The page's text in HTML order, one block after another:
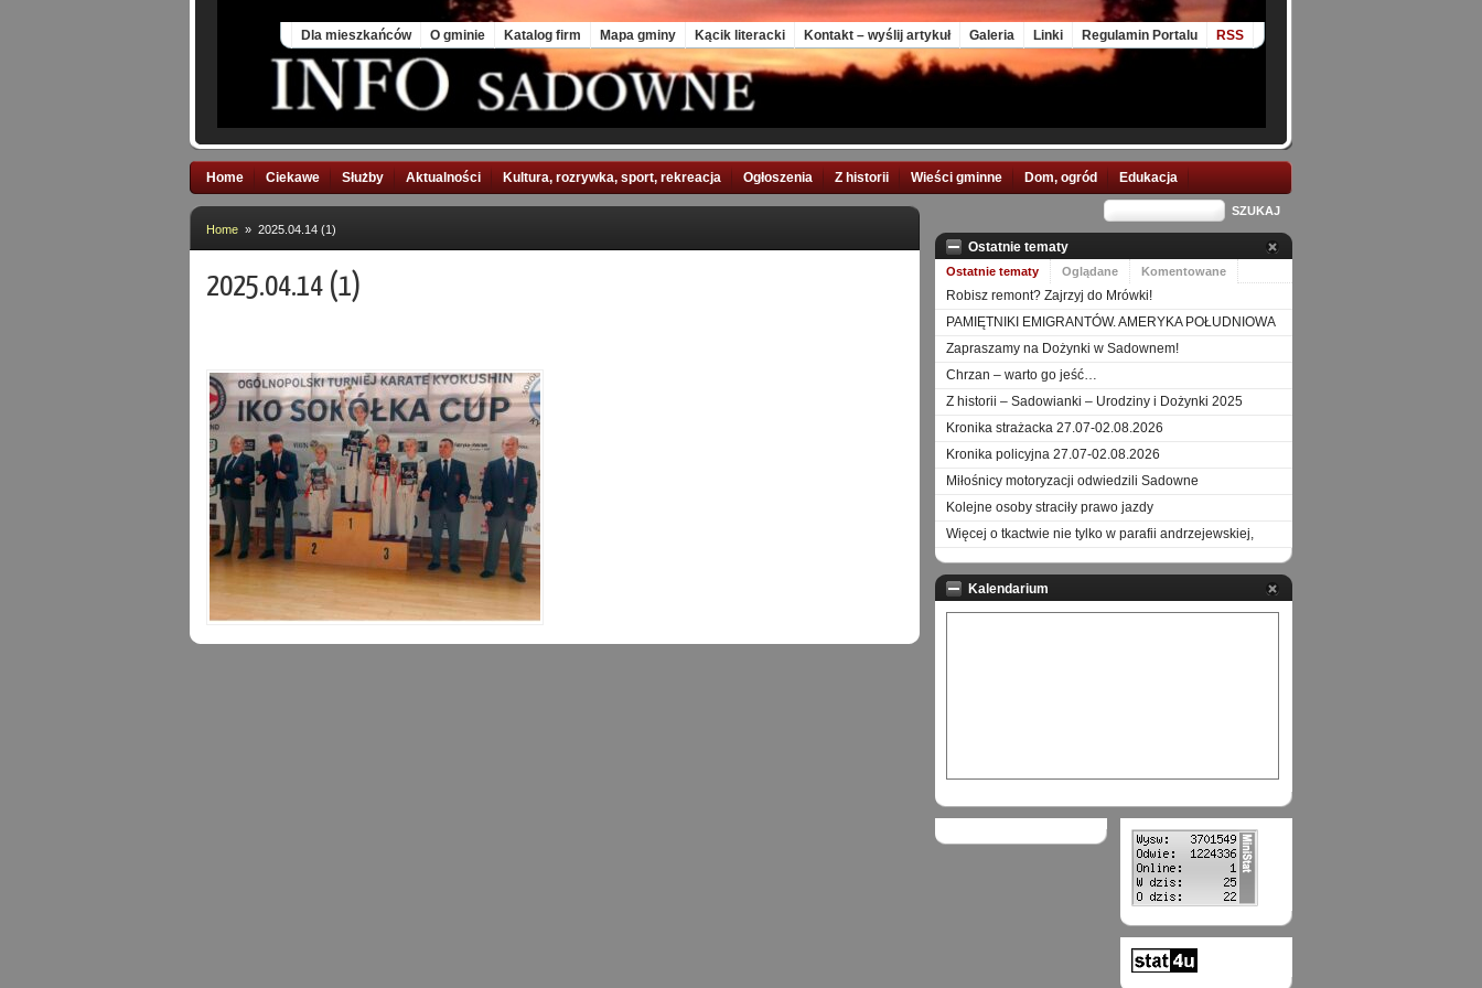
Dla mieszkańców O gminie Katalog firm Mapa gminy Kącik literacki Kontakt – wyślij artykuł Galeria Linki Regulamin Portalu RSS
Home Ciekawe Służby Aktualności Kultura, rozrywka, sport, rekreacja Ogłoszenia Z historii Wieści gminne Dom, ogród Edukacja
Home » 2025.04.14 (1)
2025.04.14 (1)
Ostatnie tematy
Ostatnie tematy Oglądane Komentowane
Robisz remont? Zajrzyj do Mrówki!
PAMIĘTNIKI EMIGRANTÓW. AMERYKA POŁUDNIOWA
Zapraszamy na Dożynki w Sadownem!
Chrzan – warto go jeść…
Z historii – Sadowianki – Urodziny i Dożynki 2025
Kronika strażacka 27.07-02.08.2026
Kronika policyjna 27.07-02.08.2026
Miłośnicy motoryzacji odwiedzili Sadowne
Kolejne osoby straciły prawo jazdy
Więcej o tkactwie nie tylko w parafii andrzejewskiej,
Kalendarium